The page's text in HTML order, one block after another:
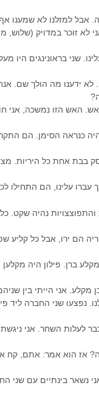
למזלנו לא שמענו אף
לא זוכר במדויק (שלוש,
שני בראונינגים
לא ידענו מה הולך שם.
האש הזו נמשכה, אני
כנראה הסימן. הם
בבת אחת כל היריות.
עלינו, הם התחילו
והתפוצצויות נהיה
יריה הם ירו, אבל כל
ברן. פילון היה
מקלע. אני הייתי בין
נפצעו שני החברה ליד
לעלות השחר. אני
אז הוא אמר: אתם, קח
נשאר בינתיים עם